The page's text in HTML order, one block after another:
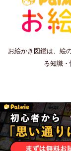
お絵かき図鑑は、絵
る知識・